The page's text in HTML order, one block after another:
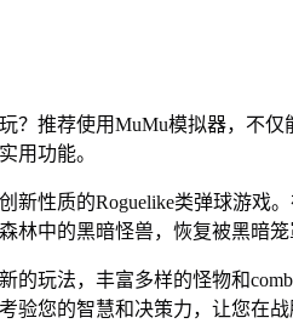
？推荐使用MuMu模拟器，不
用功能。
新性质的Roguelike类弹球游戏
林中的黑暗怪兽，恢复被黑暗笼
的玩法，丰富多样的怪物和
验您的智慧和决策力，让您在